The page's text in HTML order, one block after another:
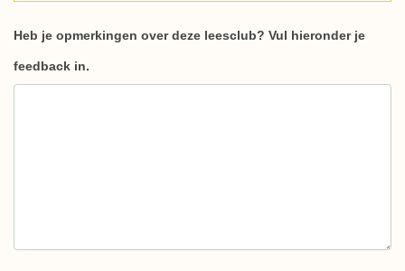
Heb je opmerkingen over deze leesclub? Vul hieronder je
feedback in.